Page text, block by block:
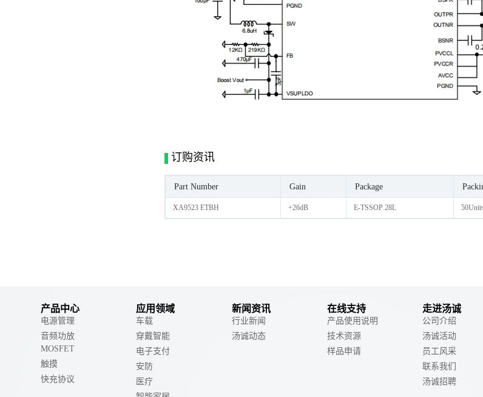
订购资讯
Part Number Gain Package
XA9523 ETBH +26dB E-TSSOP 28L
产品中心
电源管理
音频功放
MOSFET
触摸
快充协议
应用领域
车载
穿戴智能
电子支付
安防
医疗
新闻资讯
行业新闻
汤诚动态
在线支持
产品使用说明
技术资源
样品申请
走进汤诚
公司介绍
汤诚活动
员工风采
联系我们
汤诚招聘